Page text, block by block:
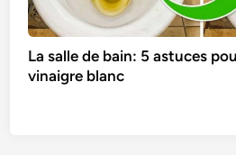
La salle de bain: 5 astuces
vinaigre blanc